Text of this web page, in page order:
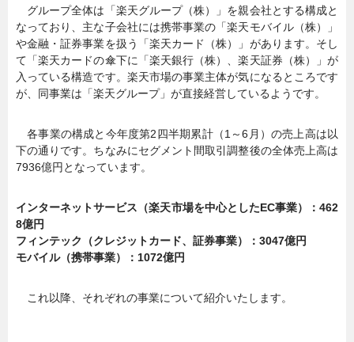
グループ全体は「楽天グループ（株）」を親会社とする構成と
なっており、主な子会社には携帯事業の「楽天モバイル（株）」
や金融・証券事業を扱う「楽天カード（株）」があります。そし
て「楽天カードの傘下に「楽天銀行（株）、楽天証券（株）」が
入っている構造です。楽天市場の事業主体が気になるところです
が、同事業は「楽天グループ」が直接経営しているようです。
各事業の構成と今年度第2四半期累計（1～6月）の売上高は以
下の通りです。ちなみにセグメント間取引調整後の全体売上高は
7936億円となっています。
インターネットサービス（楽天市場を中心としたEC事業）：462
8億円
フィンテック（クレジットカード、証券事業）：3047億円
モバイル（携帯事業）：1072億円
これ以降、それぞれの事業について紹介いたします。